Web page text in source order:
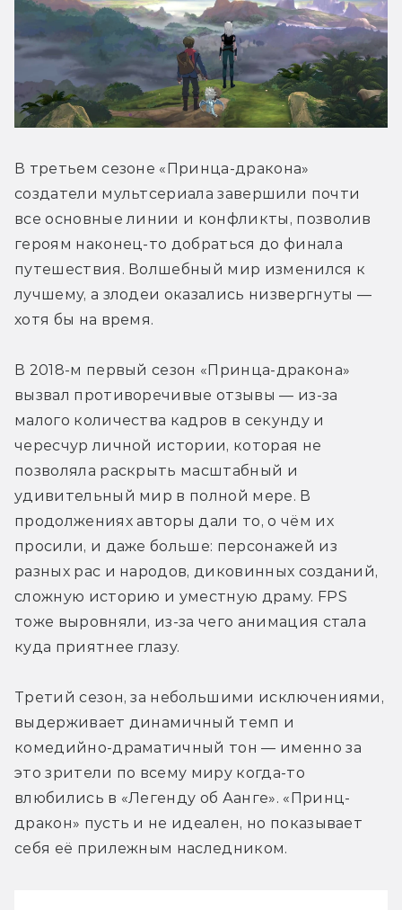
В третьем сезоне «Принца-дракона»
создатели мультсериала завершили почти
все основные линии и конфликты, позволив
героям наконец-то добраться до финала
путешествия. Волшебный мир изменился к
лучшему, а злодеи оказались низвергнуты —
хотя бы на время.
В 2018-м первый сезон «Принца-дракона»
вызвал противоречивые отзывы — из-за
малого количества кадров в секунду и
чересчур личной истории, которая не
позволяла раскрыть масштабный и
удивительный мир в полной мере. В
продолжениях авторы дали то, о чём их
просили, и даже больше: персонажей из
разных рас и народов, диковинных созданий,
сложную историю и уместную драму. FPS
тоже выровняли, из-за чего анимация стала
куда приятнее глазу.
Третий сезон, за небольшими исключениями,
выдерживает динамичный темп и
комедийно-драматичный тон — именно за
это зрители по всему миру когда-то
влюбились в «Легенду об Аанге». «Принц-
дракон» пусть и не идеален, но показывает
себя её прилежным наследником.